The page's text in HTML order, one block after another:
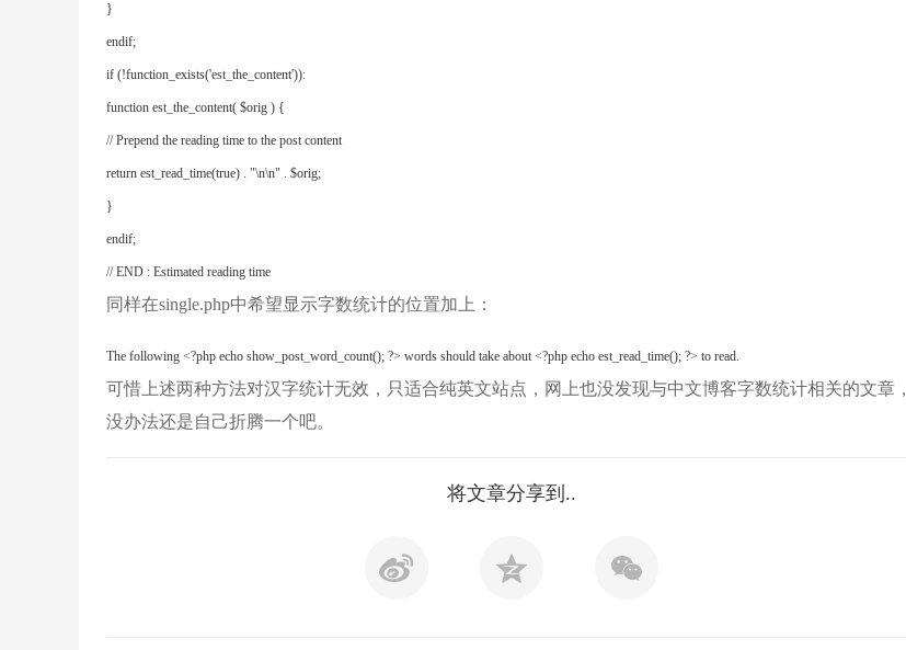
}
endif;
if (!function_exists('est_the_content')):
function est_the_content( $orig ) {
// Prepend the reading time to the post content
return est_read_time(true) . "\n\n" . $orig;
}
endif;
// END : Estimated reading time
同样在single.php中希望显示字数统计的位置加上：
The following <?php echo show_post_word_count(); ?> words should take about <?php echo est_read_time(); ?> to read.
可惜上述两种方法对汉字统计无效，只适合纯英文站点，网上也没发现与中文博客字数统计相关的文章，
没办法还是自己折腾一个吧。
将文章分享到..